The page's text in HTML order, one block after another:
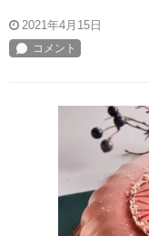
2021年4月15日